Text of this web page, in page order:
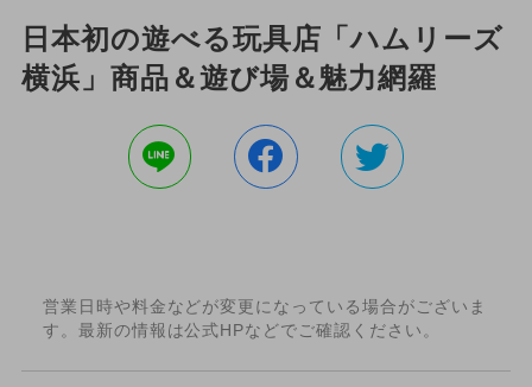
日本初の遊べる玩具店「ハムリーズ
横浜」商品＆遊び場＆魅力網羅
営業日時や料金などが変更になっている場合がございま
す。最新の情報は公式HPなどでご確認ください。